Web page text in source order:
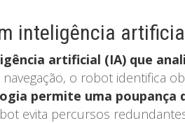
inteligência
artificial (IA) que
o robot identifica
permite uma poupança
evita percursos